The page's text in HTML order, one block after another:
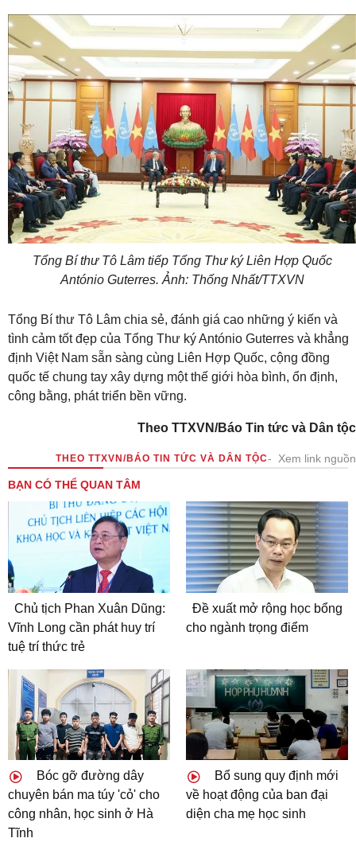
Tổng Bí thư Tô Lâm tiếp Tổng Thư ký Liên Hợp Quốc
António Guterres. Ảnh: Thống Nhất/TTXVN
Tổng Bí thư Tô Lâm chia sẻ, đánh giá cao những ý kiến và
tình cảm tốt đẹp của Tổng Thư ký António Guterres và khẳng
định Việt Nam sẵn sàng cùng Liên Hợp Quốc, cộng đồng
quốc tế chung tay xây dựng một thế giới hòa bình, ổn định,
công bằng, phát triển bền vững.
Theo TTXVN/Báo Tin tức và Dân tộc
THEO TTXVN/BÁO TIN TỨC VÀ DÂN TỘC Xem link nguồn
BẠN CÓ THỂ QUAN TÂM
Chủ tịch Phan Xuân Dũng:
Vĩnh Long cần phát huy trí
tuệ trí thức trẻ
Đề xuất mở rộng học bổng
cho ngành trọng điểm
Bóc gỡ đường dây
chuyên bán ma túy 'cỏ' cho
công nhân, học sinh ở Hà
Tĩnh
Bổ sung quy định mới
về hoạt động của ban đại
diện cha mẹ học sinh